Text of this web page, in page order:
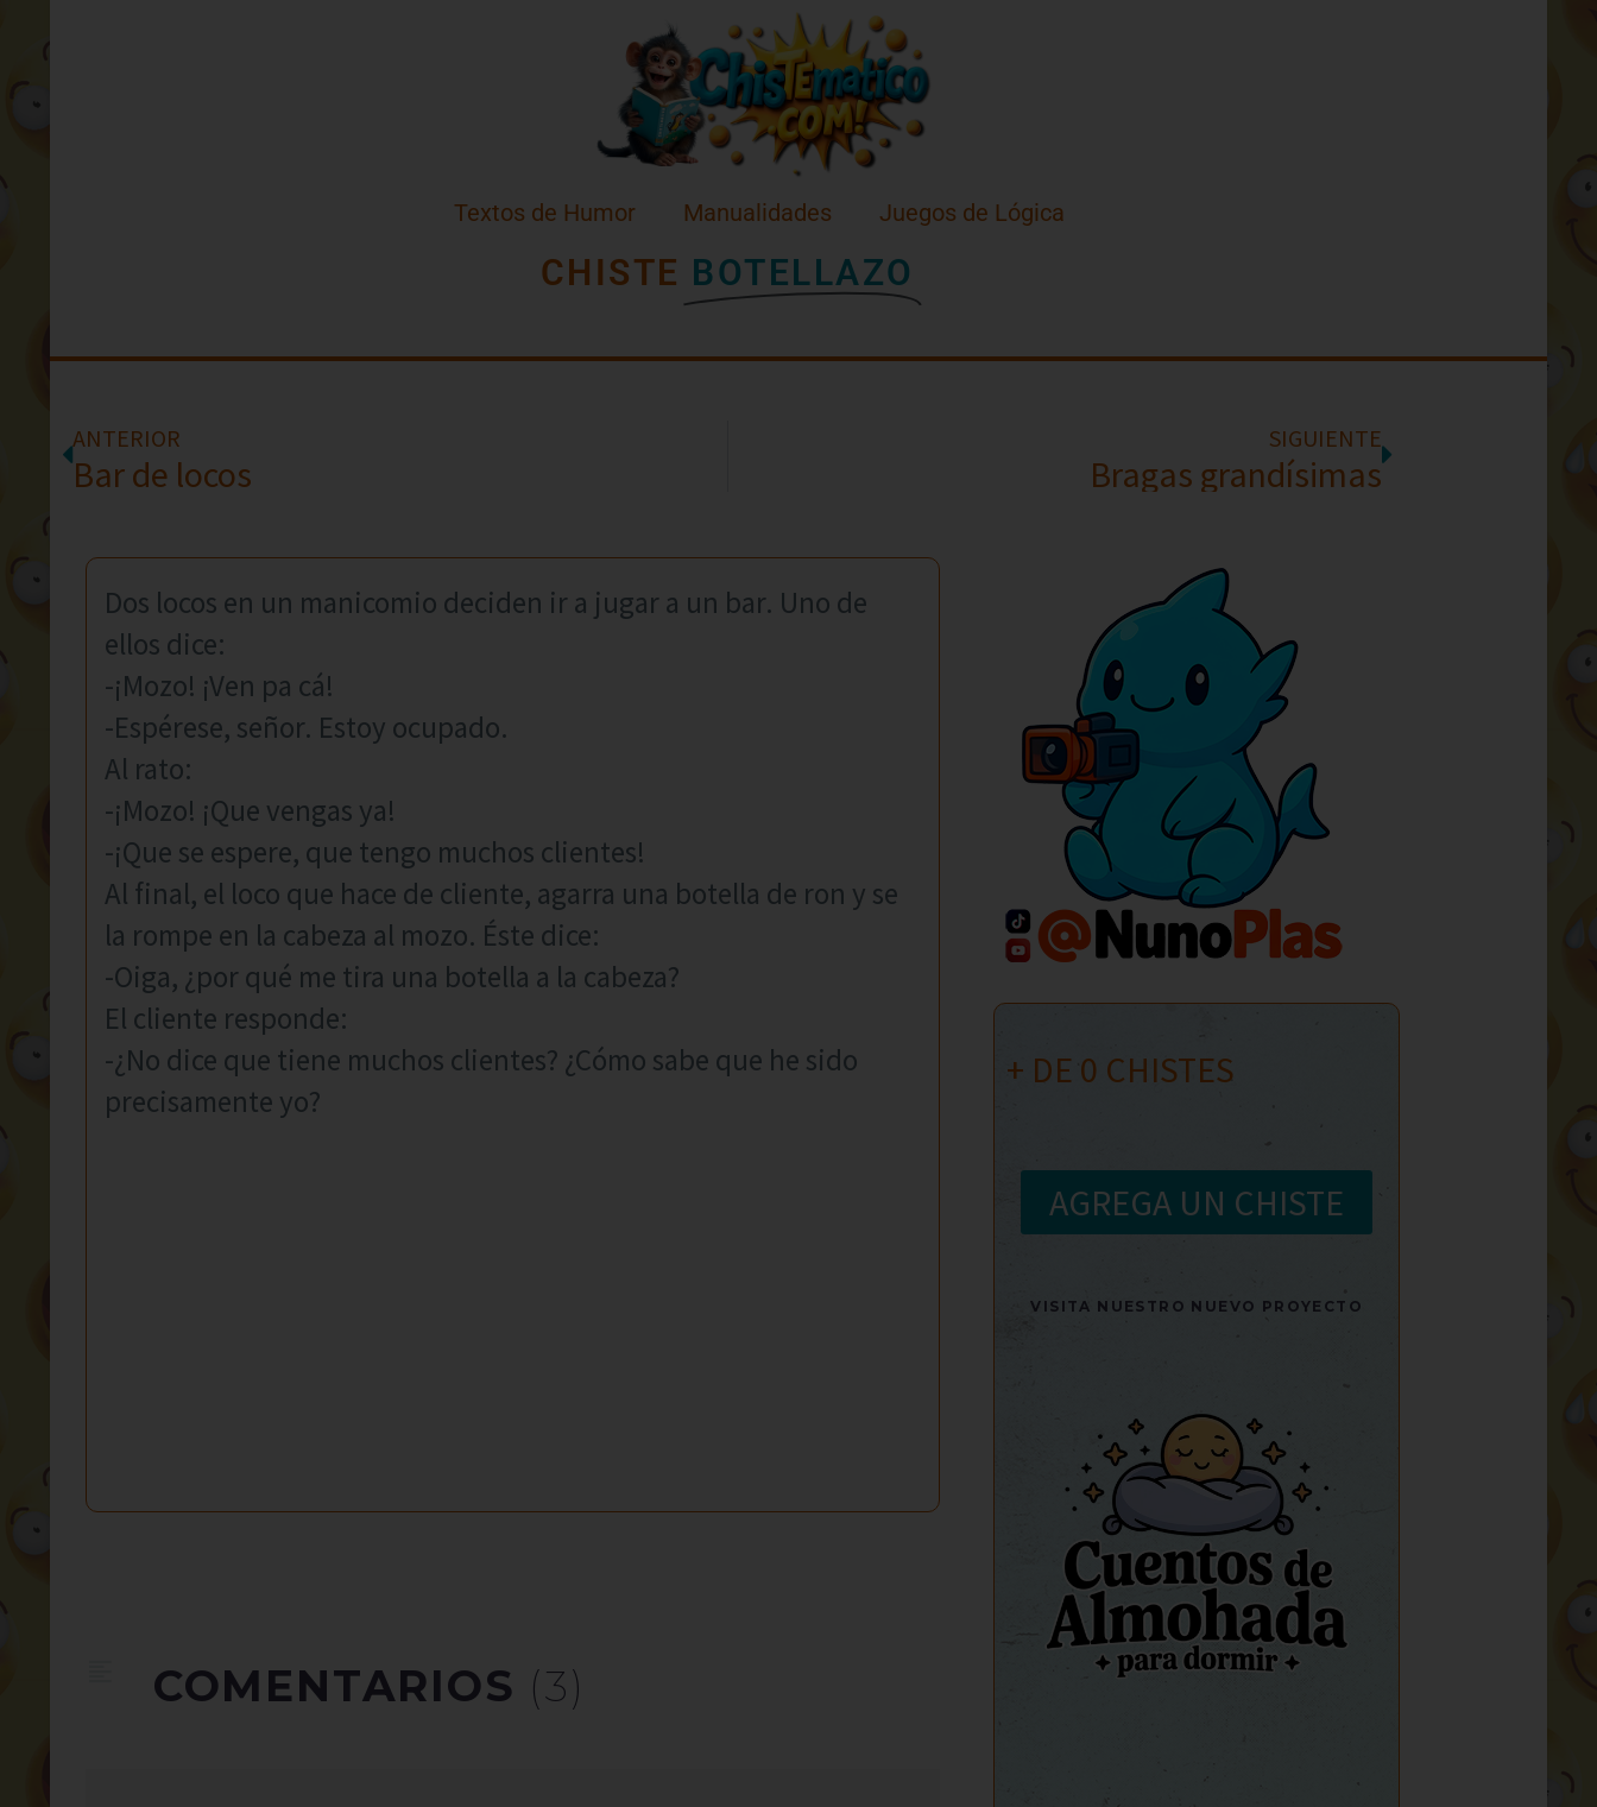
Textos de Humor Manualidades Juegos de Lógica
CHISTE BOTELLAZO
ANTERIOR
Bar de locos
SIGUIENTE
Bragas grandísimas
Dos locos en un manicomio deciden ir a jugar a un bar. Uno de
ellos dice:
-¡Mozo! ¡Ven pa cá!
-Espérese, señor. Estoy ocupado.
Al rato:
-¡Mozo! ¡Que vengas ya!
-¡Que se espere, que tengo muchos clientes!
Al final, el loco que hace de cliente, agarra una botella de ron y se
la rompe en la cabeza al mozo. Éste dice:
-Oiga, ¿por qué me tira una botella a la cabeza?
El cliente responde:
-¿No dice que tiene muchos clientes? ¿Cómo sabe que he sido
precisamente yo?
COMENTARIOS (3)
+ DE 0 CHISTES
AGREGA UN CHISTE
VISITA NUESTRO NUEVO PROYECTO